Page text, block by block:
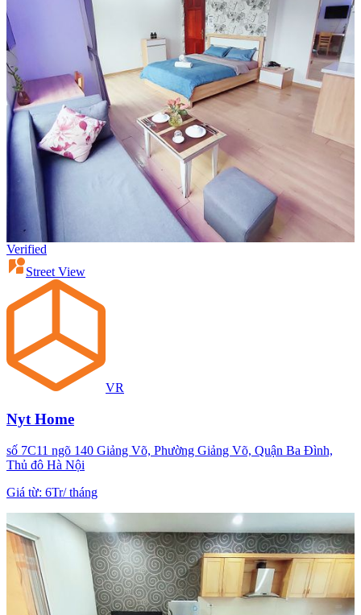
Verified
Street View
VR
Nyt Home
số 7C11 ngõ 140 Giảng Võ, Phường Giảng Võ, Quận Ba Đình,
Thủ đô Hà Nội
Giá từ: 6Tr/tháng